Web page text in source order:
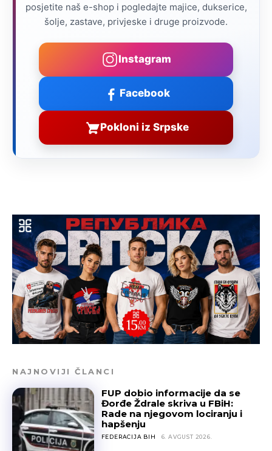
posjetite naš e-shop i pogledajte majice, dukserice,
šolje, zastave, privjeske i druge proizvode.
Instagram
Facebook
Pokloni iz Srpske
NAJNOVIJI ČLANCI
FUP dobio informacije da se
Đorđe Ždrale skriva u FBiH:
Rade na njegovom lociranju i
hapšenju
FEDERACIJA BIH 6. AVGUST 2026.